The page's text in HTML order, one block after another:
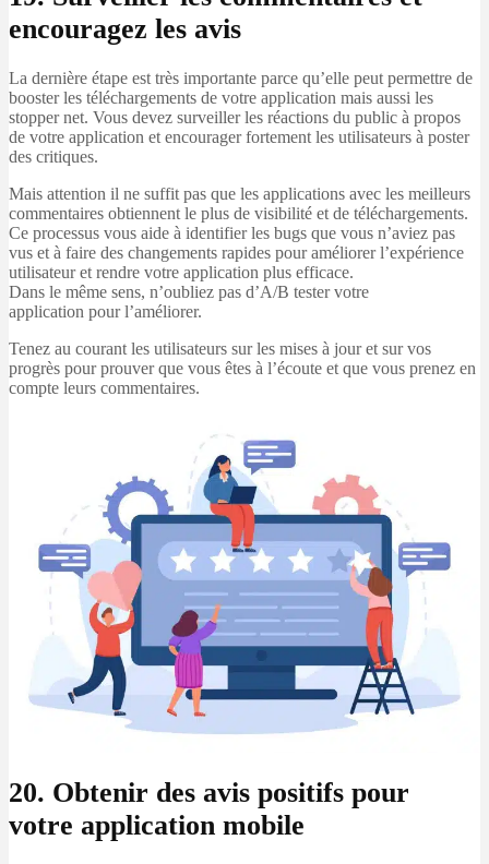
encouragez les avis
La dernière étape est très importante parce qu’elle peut permettre de
booster les téléchargements de votre application mais aussi les
stopper net. Vous devez surveiller les réactions du public à propos
de votre application et encourager fortement les utilisateurs à poster
des critiques.
Mais attention il ne suffit pas que les applications avec les meilleurs
commentaires obtiennent le plus de visibilité et de téléchargements.
Ce processus vous aide à identifier les bugs que vous n’aviez pas
vus et à faire des changements rapides pour améliorer l’expérience
utilisateur et rendre votre application plus efficace.
Dans le même sens, n’oubliez pas d’A/B tester votre
application pour l’améliorer.
Tenez au courant les utilisateurs sur les mises à jour et sur vos
progrès pour prouver que vous êtes à l’écoute et que vous prenez en
compte leurs commentaires.
20. Obtenir des avis positifs pour
votre application mobile